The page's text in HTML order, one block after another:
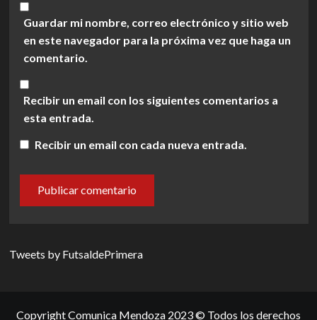
Guardar mi nombre, correo electrónico y sitio web
en este navegador para la próxima vez que haga un
comentario.
Recibir un email con los siguientes comentarios a
esta entrada.
Recibir un email con cada nueva entrada.
Tweets by FutsaldePrimera
Copyright Comunica Mendoza 2023 © Todos los derechos